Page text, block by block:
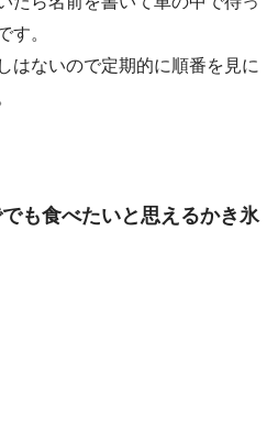
す。
はないので定期的に順番を見に
も食べたいと思えるかき氷